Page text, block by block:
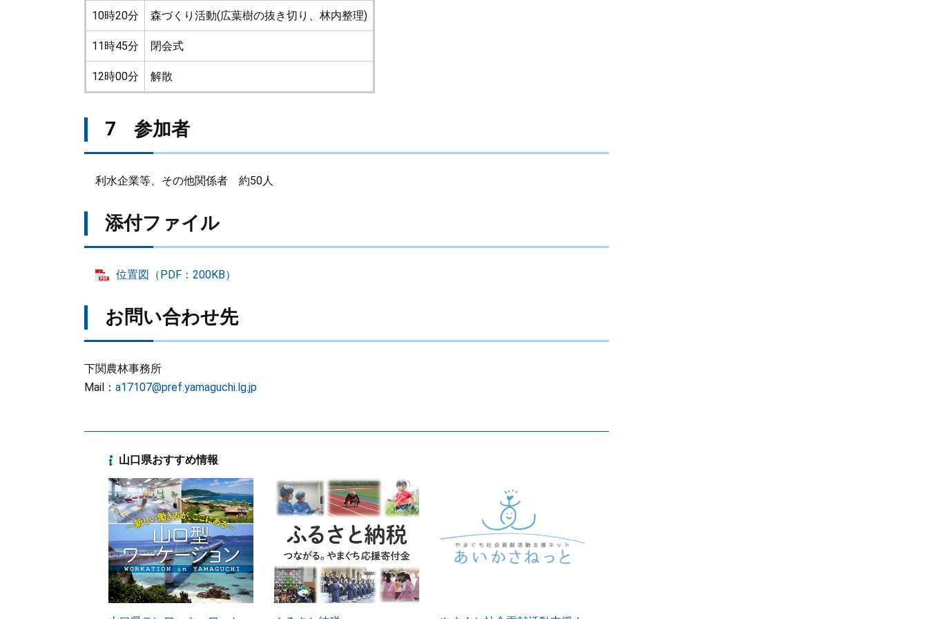
10時20分 森づくり活動(広葉樹の抜き切り、林内整理)
11時45分 閉会式
12時00分 解散
7 参加者
利水企業等、その他関係者 約50人
添付ファイル
位置図（PDF：200KB）
お問い合わせ先
下関農林事務所
Mail： a17107@pref.yamaguchi.lg.jp
山口県おすすめ情報